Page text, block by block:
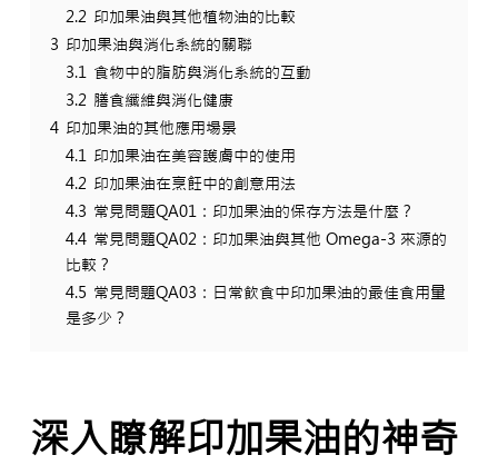
2.2 印加果油與其他植物油的比較
3 印加果油與消化系統的關聯
3.1 食物中的脂肪與消化系統的互動
3.2 膳食纖維與消化健康
4 印加果油的其他應用場景
4.1 印加果油在美容護膚中的使用
4.2 印加果油在烹飪中的創意用法
4.3 常見問題QA01：印加果油的保存方法是什麼？
4.4 常見問題QA02：印加果油與其他 Omega-3 來源的
比較？
4.5 常見問題QA03：日常飲食中印加果油的最佳食用量
是多少？
深入瞭解印加果油的神奇